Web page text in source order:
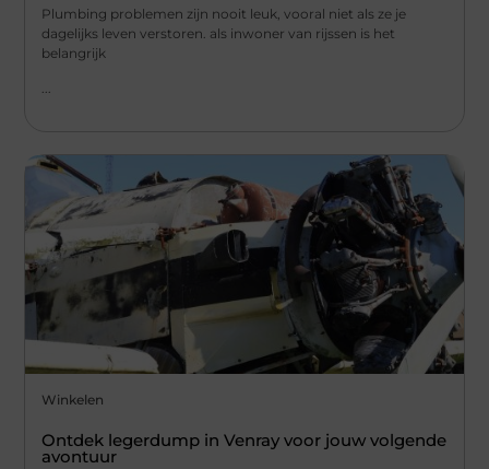
Plumbing problemen zijn nooit leuk, vooral niet als ze je
dagelijks leven verstoren. als inwoner van rijssen is het
belangrijk
...
Winkelen
Ontdek legerdump in Venray voor jouw volgende
avontuur